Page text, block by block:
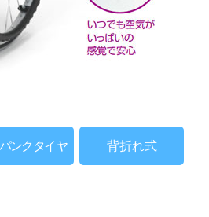
ンクタイヤ 背折れ式